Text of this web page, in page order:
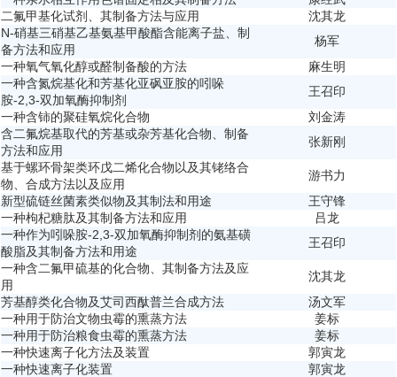
二氟甲基化试剂、其制备方法与应用
沈其龙
N-硝基三硝基乙基氨基甲酸酯含能离子盐、制
备方法和应用
杨军
一种氧气氧化醇或醛制备酸的方法
麻生明
一种含氮烷基化和芳基化亚砜亚胺的吲哚
胺-2,3-双加氧酶抑制剂
王召印
一种含铈的聚硅氧烷化合物
刘金涛
含二氟烷基取代的芳基或杂芳基化合物、制备
方法和应用
张新刚
基于螺环骨架类环戊二烯化合物以及其铑络合
物、合成方法以及应用
游书力
新型硫链丝菌素类似物及其制法和用途
王守锋
一种枸杞糖肽及其制备方法和应用
吕龙
一种作为吲哚胺-2,3-双加氧酶抑制剂的氨基磺
酸脂及其制备方法和用途
王召印
一种含二氟甲硫基的化合物、其制备方法及应
用
沈其龙
芳基醇类化合物及艾司西酞普兰合成方法
汤文军
一种用于防治文物虫霉的熏蒸方法
姜标
一种用于防治粮食虫霉的熏蒸方法
姜标
一种快速离子化方法及装置
郭寅龙
一种快速离子化装置
郭寅龙